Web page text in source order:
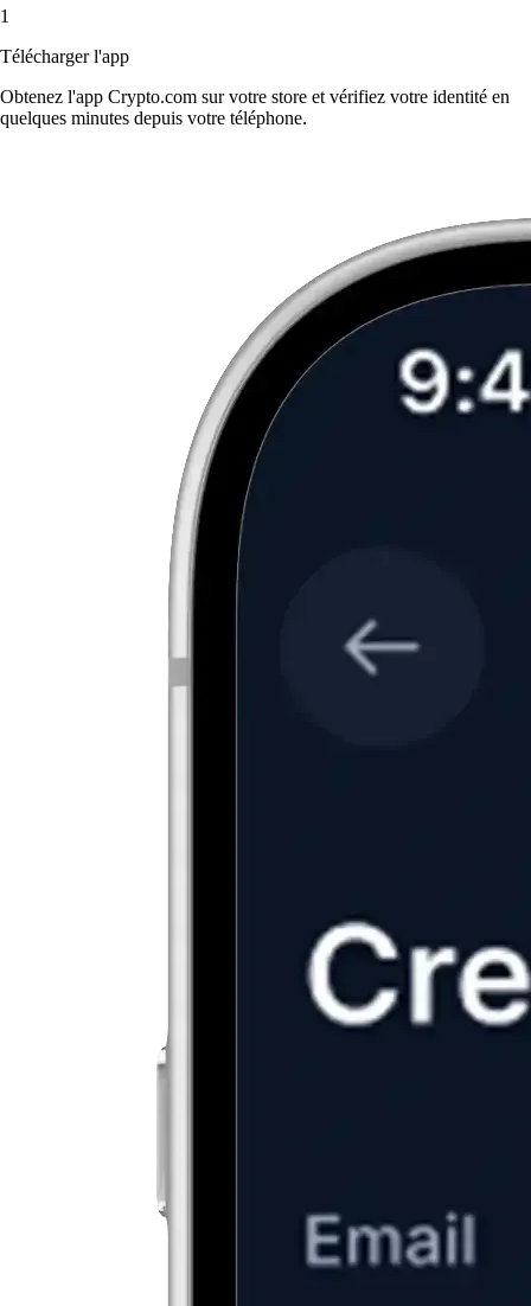
1
Télécharger l'app
Obtenez l'app Crypto.com sur votre store et vérifiez votre identité en
quelques minutes depuis votre téléphone.